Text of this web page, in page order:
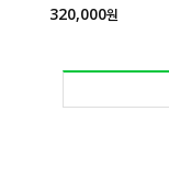
320,000원